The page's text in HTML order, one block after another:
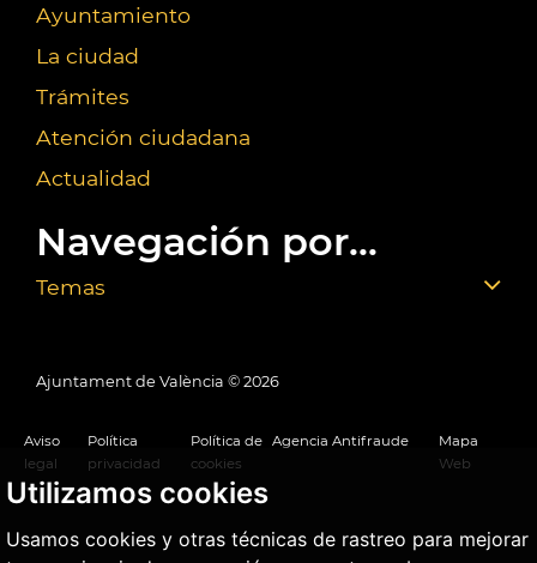
Utilizamos cookies
Usamos cookies y otras técnicas de rastreo para mejorar
Ayuntamiento
La ciudad
Trámites
Atención ciudadana
Actualidad
Navegación por...
Temas
Ajuntament de València © 2026
Aviso
legal
Política
privacidad
Política de
cookies
Agencia Antifraude
Mapa
Web